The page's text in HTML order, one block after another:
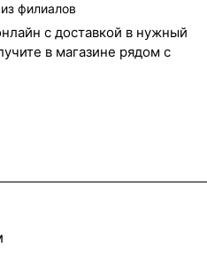
филиалов
с доставкой в нужный
в магазине рядом с